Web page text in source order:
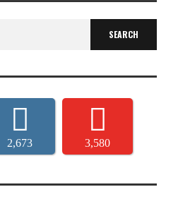
2,673 3,580